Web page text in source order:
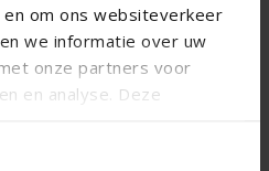
om ons websiteverkeer
we informatie over uw
onze partners voor
en analyse. Deze
aan ze heeft verstrekt of